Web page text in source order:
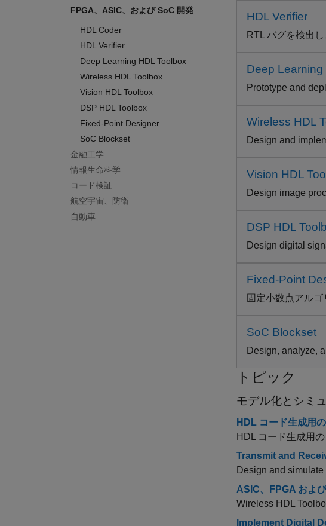
FPGA、ASIC、および SoC 開発
HDL Coder
HDL Verifier
Deep Learning HDL Toolbox
Wireless HDL Toolbox
Vision HDL Toolbox
DSP HDL Toolbox
Fixed-Point Designer
SoC Blockset
金融工学
情報生命科学
コード検証
航空宇宙、防衛
自動車
HDL Verifier
RTL バグを検出
Deep Learning
Prototype and
Wireless HDL
Design and
Vision HDL
Design image
DSP HDL
Design digital
Fixed-Point
固定小数点アル
SoC Blockset
Design, analyze,
トピック
モデル化とシミ
HDL コード生成用
HDL コード生成用
Transmit and
Design and
ASIC、FPGA およ
Wireless HDL
Implement Digital